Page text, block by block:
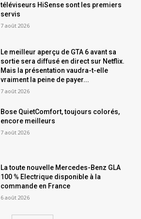
téléviseurs HiSense sont les premiers
servis
7 août 2026
Le meilleur aperçu de GTA 6 avant sa
sortie sera diffusé en direct sur Netflix.
Mais la présentation vaudra-t-elle
vraiment la peine de payer...
7 août 2026
Bose QuietComfort, toujours colorés,
encore meilleurs
7 août 2026
La toute nouvelle Mercedes-Benz GLA
100 % Electrique disponible à la
commande en France
6 août 2026